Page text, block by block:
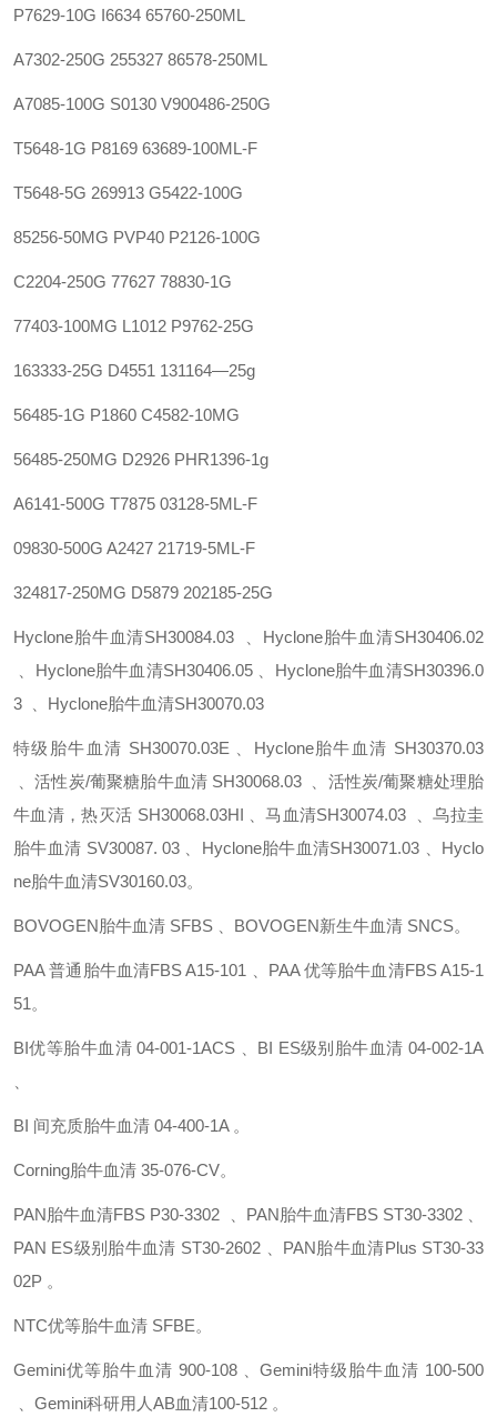
P7629-10G I6634 65760-250ML
A7302-250G 255327 86578-250ML
A7085-100G S0130 V900486-250G
T5648-1G P8169 63689-100ML-F
T5648-5G 269913 G5422-100G
85256-50MG PVP40 P2126-100G
C2204-250G 77627 78830-1G‍
77403-100MG L1012 P9762-25G
163333-25G D4551 131164—25g
56485-1G P1860 C4582-10MG
56485-250MG D2926 PHR1396-1g
A6141-500G T7875 03128-5ML-F
09830-500G A2427 21719-5ML-F
324817-250MG D5879 202185-25G
Hyclone胎牛血清SH30084.03 、Hyclone胎牛血清SH30406.02
、Hyclone胎牛血清SH30406.05 、Hyclone胎牛血清SH30396.0
3 、Hyclone胎牛血清SH30070.03
特级胎牛血清 SH30070.03E 、Hyclone胎牛血清 SH30370.03
、活性炭/葡聚糖胎牛血清 SH30068.03 、活性炭/葡聚糖处理胎
牛血清，热灭活 SH30068.03HI 、马血清SH30074.03 、乌拉圭
胎牛血清 SV30087. 03 、Hyclone胎牛血清SH30071.03 、Hyclo
ne胎牛血清SV30160.03。
BOVOGEN胎牛血清 SFBS 、BOVOGEN新生牛血清 SNCS。
PAA 普通胎牛血清FBS A15-101 、PAA 优等胎牛血清FBS A15-1
51。
BI优等胎牛血清 04-001-1ACS 、BI ES级别胎牛血清 04-002-1A
BI 间充质胎牛血清 04-400-1A 。
Corning胎牛血清 35-076-CV。
PAN胎牛血清FBS P30-3302 、PAN胎牛血清FBS ST30-3302 、
PAN ES级别胎牛血清 ST30-2602 、PAN胎牛血清Plus ST30-33
02P 。
NTC优等胎牛血清 SFBE。
Gemini优等胎牛血清 900-108 、Gemini特级胎牛血清 100-500
、Gemini科研用人AB血清100-512 。